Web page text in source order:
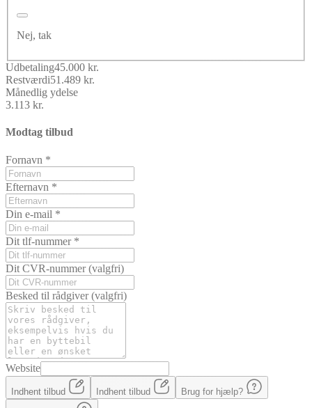
Nej, tak
Udbetaling45.000 kr.
Restværdi51.489 kr.
Månedlig ydelse
3.113 kr.
Modtag tilbud
Fornavn *
Efternavn *
Din e-mail *
Dit tlf-nummer *
Dit CVR-nummer(valgfri)
Besked til rådgiver(valgfri)
Website
Indhent tilbud Indhent tilbud Brug for hjælp?